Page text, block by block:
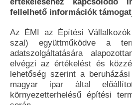
fellelhető információk
Az ÉMI az Építési
szal) együttműködve a
adatszolgáltatására
elvégzi az értékelést és
lehetőség szerint a
magyar ipar által
környezetterhelésű építési